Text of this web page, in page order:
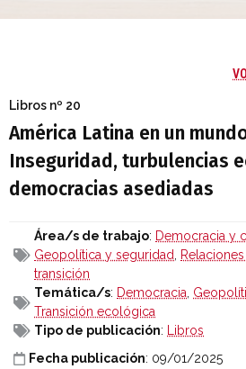
Libros nº 20
América Latina en un
Inseguridad, turbulencias
democracias asediadas
Área/s de trabajo: Democracia y
Geopolítica y seguridad,
transición
Temática/s: Democracia,
Transición ecológica
Tipo de publicación: Libros
Fecha publicación: 09/01/2025